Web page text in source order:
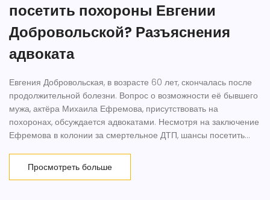
посетить похороны Евгении
Добровольской? Разъяснения
адвоката
Евгения Добровольская, в возрасте 60 лет, скончалась после
продолжительной болезни. Вопрос о возможности её бывшего
мужа, актёра Михаила Ефремова, присутствовать на
похоронах, обсуждается адвокатами. Несмотря на заключение
Ефремова в колонии за смертельное ДТП, шансы посетить
Похороны состоятся 14 января 2025 года в Москве.
Просмотреть больше